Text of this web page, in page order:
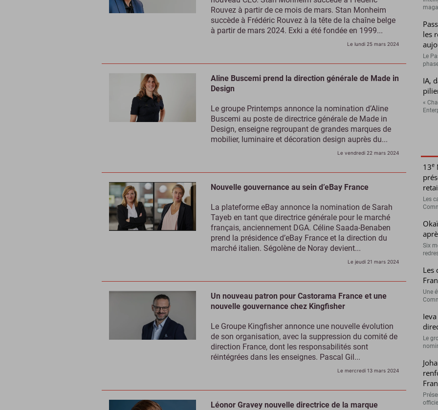
Rouvez à partir de ce mois de mars. Stan Monheim
succède à Frédéric Rouvez à la tête de la chaîne belge
à partir de mars 2024. Exki a été fondée en 1999...
Le lundi 25 mars 2024
Aline Buscemi prend la direction générale de Made in
Design
Le groupe Printemps annonce la nomination d’Aline
Buscemi au poste de directrice générale de Made in
Design, enseigne regroupant de grandes marques de
mobilier, luminaire et décoration design auprès du...
Le vendredi 22 mars 2024
Nouvelle gouvernance au sein d’eBay France
La plateforme eBay annonce la nomination de Sarah
Tayeb en tant que directrice générale pour le marché
français, anciennement DGA. Céline Saada-Benaben
prend la présidence d’eBay France et la direction du
marché italien. Ségolène de Noray devient...
Le jeudi 21 mars 2024
Un nouveau patron pour Castorama France et une
nouvelle gouvernance chez Kingfisher
Le Groupe Kingfisher annonce une nouvelle évolution
de son organisation, avec la suppression du comité de
direction France, dont les responsabilités sont
réintégrées dans les enseignes. Pascal Gil...
Le mercredi 13 mars 2024
Léonor Gravey nouvelle directrice de la marque
les
Le
IA,
«
13e
Les
Six
Les
Une
Le